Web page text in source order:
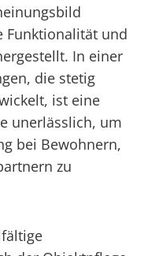
Funktionalität und
In einer
die stetig
ist eine
unerlässlich, um
bei Bewohnern,
zu